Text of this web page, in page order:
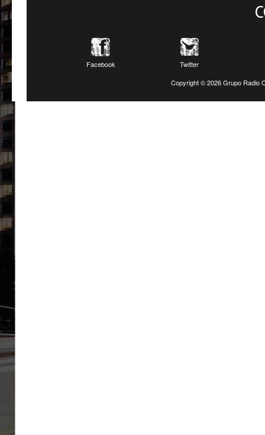
Facebook
Twitter
Copyright ©2026 Grupo Radio